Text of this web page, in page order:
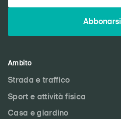
Abbonarsi
Ambito
Strada e traffico
Sport e attività fisica
Casa e giardino